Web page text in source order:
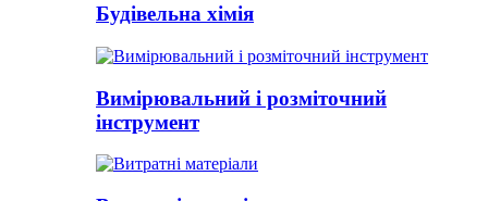
Будівельна хімія
Вимірювальний і розміточний
інструмент